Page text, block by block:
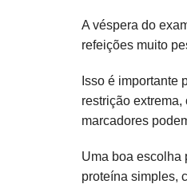
A véspera do
refeições muito
Isso é importante
restrição
marcadores
Uma boa escolha
proteína simples,